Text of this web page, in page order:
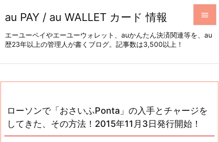
au PAY / au WALLET カード 情報
エーユーペイやエーユーウォレット、auかんたん決済関連等を、au
歴23年以上の管理人が書くブログ。記事数は3,500以上！





ローソンで「おさいふPonta」の入手とチャージを
してきた、その方法！2015年11月3日発行開始！